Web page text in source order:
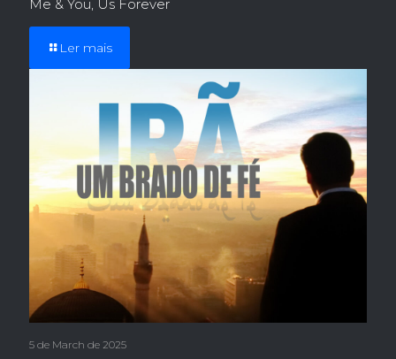
Me & You, Us Forever
Ler mais
5 de March de 2025